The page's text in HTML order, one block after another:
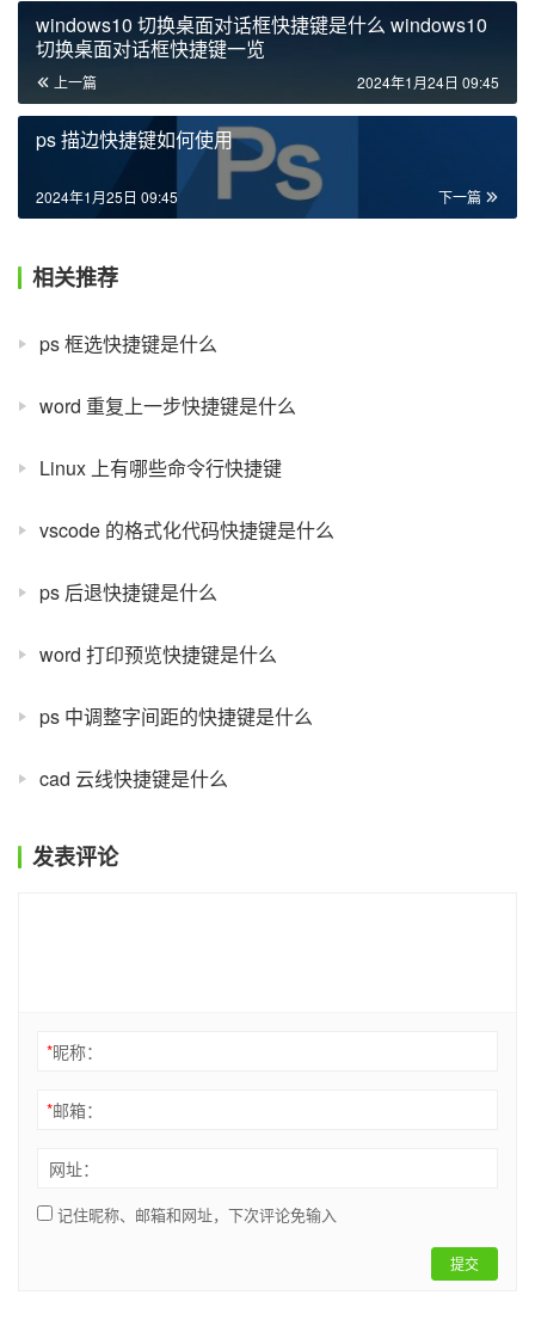
windows10 切换桌面对话框快捷键是什么 windows10
切换桌面对话框快捷键一览
上一篇 2024年1月24日 09:45
ps 描边快捷键如何使用
下一篇
2024年1月25日 09:45
相关推荐
ps 框选快捷键是什么
word 重复上一步快捷键是什么
Linux 上有哪些命令行快捷键
vscode 的格式化代码快捷键是什么
ps 后退快捷键是什么
word 打印预览快捷键是什么
ps 中调整字间距的快捷键是什么
cad 云线快捷键是什么
发表评论
*昵称：
*邮箱：
网址：
记住昵称、邮箱和网址，下次评论免输入
提交